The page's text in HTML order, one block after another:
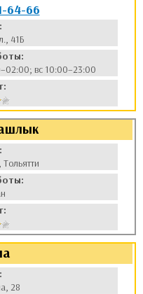
64-66
41Б
вс 10:00–23:00
28